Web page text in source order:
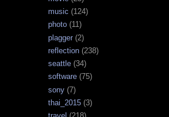
music (124)
photo (11)
plagger (2)
reflection (238)
seattle (34)
software (75)
sony (7)
thai_2015 (3)